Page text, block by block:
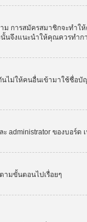
การสมัครสมาชิกจะทำ
นั้นจึงแนะนำให้คุณควรทำ
ไม่ให้คนอื่นเข้ามาใช้ชื่
ของบอร์ด
มขั้นตอนไปเรื่อยๆ